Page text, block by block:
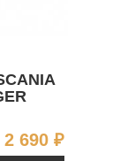
2 690 ₽Цена